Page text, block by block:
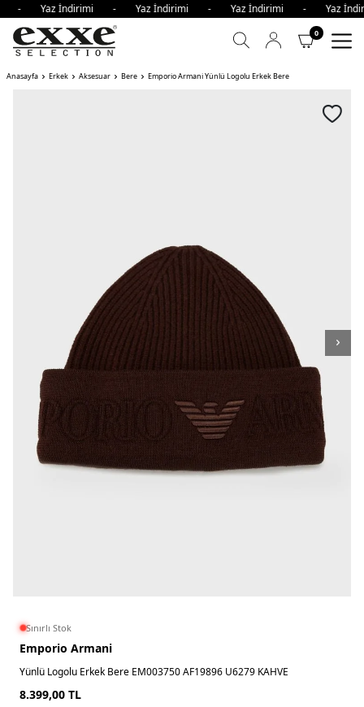
- Yaz İndirimi - Yaz İndirimi - Yaz İndirimi -
0
Anasayfa Erkek Aksesuar Bere Emporio Armani Yünlü Logolu Erkek Bere
Sınırlı Stok
Emporio Armani
Yünlü Logolu Erkek Bere EM003750 AF19896 U6279 KAHVE
8.399,00 TL